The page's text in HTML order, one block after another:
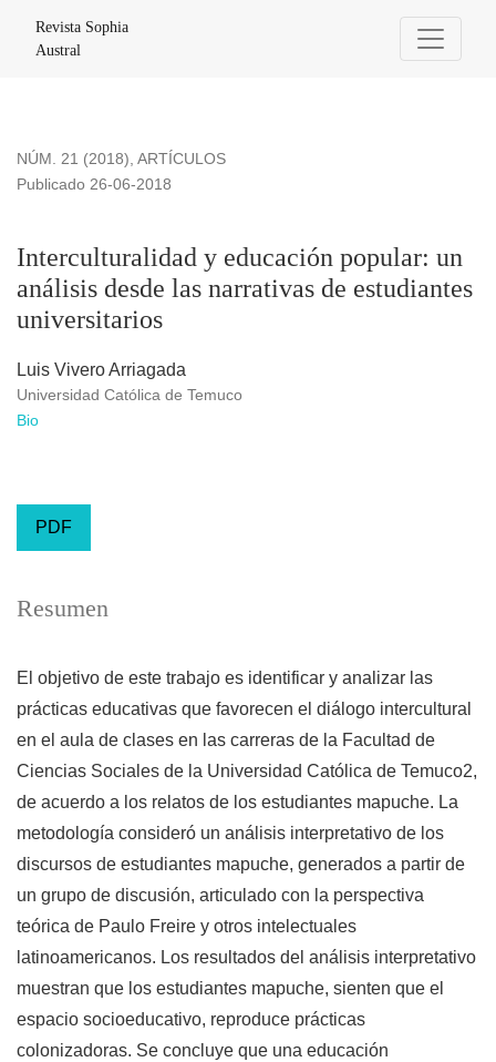
Revista Sophia
Austral
NÚM. 21 (2018), ARTÍCULOS
Interculturalidad y educación popular: un
análisis desde las narrativas de estudiantes
universitarios
Publicado 26-06-2018
Luis Vivero Arriagada
Universidad Católica de Temuco
Bio
PDF
Resumen
El objetivo de este trabajo es identificar y analizar las
prácticas educativas que favorecen el diálogo intercultural
en el aula de clases en las carreras de la Facultad de
Ciencias Sociales de la Universidad Católica de Temuco2,
de acuerdo a los relatos de los estudiantes mapuche. La
metodología consideró un análisis interpretativo de los
discursos de estudiantes mapuche, generados a partir de
un grupo de discusión, articulado con la perspectiva
teórica de Paulo Freire y otros intelectuales
latinoamericanos. Los resultados del análisis interpretativo
muestran que los estudiantes mapuche, sienten que el
espacio socioeducativo, reproduce prácticas
colonizadoras. Se concluye que una educación